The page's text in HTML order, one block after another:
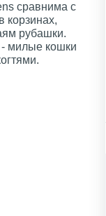
сравнима с
корзинах,
рубашки.
- милые кошки